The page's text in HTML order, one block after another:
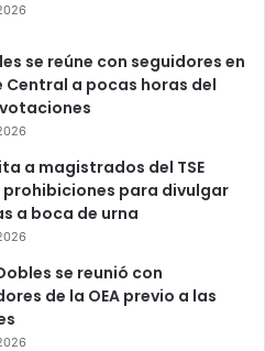
se reúne con seguidores en
Central a pocas horas del
a magistrados del TSE
para divulgar
a boca de urna
se reunió con
de la OEA previo a las